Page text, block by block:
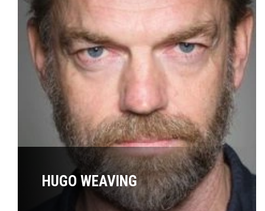
HUGO WEAVING